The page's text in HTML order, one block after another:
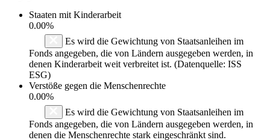
Staaten mit Kinderarbeit
0.00%
Es wird die Gewichtung von Staatsanleihen im
Fonds angegeben, die von Ländern ausgegeben werden, in
denen Kinderarbeit weit verbreitet ist. (Datenquelle: ISS
ESG)
Verstöße gegen die Menschenrechte
0.00%
Es wird die Gewichtung von Staatsanleihen im
Fonds angegeben, die von Ländern ausgegeben werden, in
denen die Menschenrechte stark eingeschränkt sind.